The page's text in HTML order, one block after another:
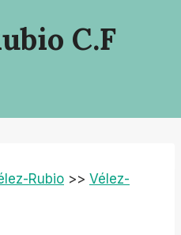
C.F
Rubio >> Vélez-